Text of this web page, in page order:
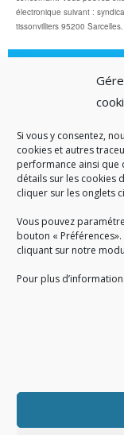
Si vous y consentez,
cookies et autres
performance ainsi que
détails sur les cookies
cliquer sur les onglets
Vous pouvez
bouton «
cliquant sur notre
Pour plus
électronique suivant :
tissonvilliers 95200 Sarcelles.
A SAVOIR
Créé en 1978, le
des missions de
valorisation des
territoire.